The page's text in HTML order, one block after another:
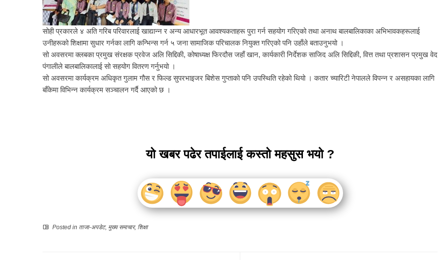
सोही प्रकारले ४ अति गरिब परिवारलाई खाद्यान्न र अन्य आधारभूत आवश्यकताहरू पुरा गर्न सहयोग गरिएको तथा अनाथ बालबालिकाका अभिभावकहरूलाई
उनीहरूको शिक्षामा सुधार गर्नका लागि कन्भिन्स गर्न ५ जना सामाजिक परिचालक नियुक्त गरिएको पनि उहाँले बताउनुभयो ।
सो अवसरमा क्लबका प्रमुख संरक्षक प्रवेज अलि सिद्दिकी, कोषाध्यक्ष फिरदौस जहाँ खान, कार्यकारी निर्देशक साजिद अलि सिद्दिकी, वित्त तथा प्रशासन प्रमुख वेद
पंगालीले बालबालिकालाई सो सहयोग वितरण गर्नुभयो ।
सो अवसरमा कार्यक्रम अधिकृत गुलाम गौस र फिल्ड सुपरभाइजर बिशेस गुप्ताको पनि उपस्थिति रहेको थियो । कतार च्यारिटी नेपालले विपन्न र असहायका लागि
बाँकेमा विभिन्न कार्यक्रम सञ्चालन गर्दै आएको छ ।
यो खबर पढेर तपाईलाई कस्तो महसुस भयो ?
Posted in ताजा-अपडेट, मुख्य समाचार, शिक्षा